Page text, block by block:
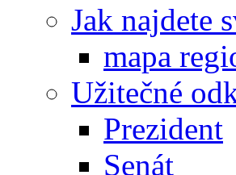
Jak najdete
mapa
Užitečné
Prezident
Senát